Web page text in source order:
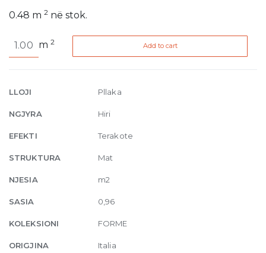
0.48 m2 në stok.
Cenere
9.5mm
x
20
quantity
m2 Add to cart
LLOJI Pllaka
NGJYRA Hiri
EFEKTI Terakote
STRUKTURA Mat
NJESIA m2
SASIA 0,96
KOLEKSIONI FORME
ORIGJINA Italia